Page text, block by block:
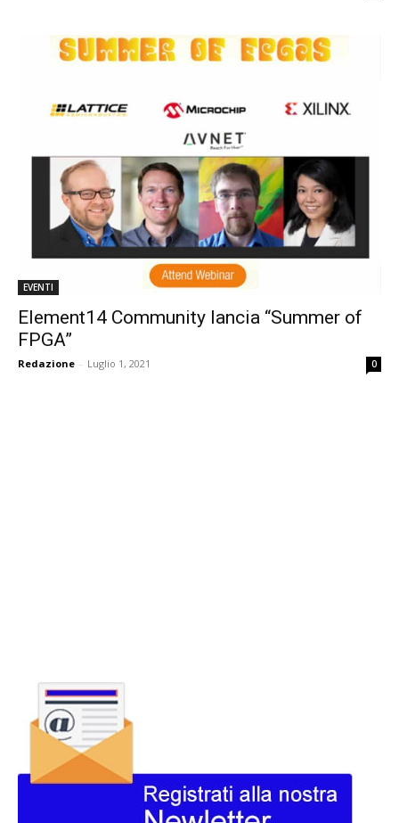
EVENTI
Element14 Community lancia “Summer of
FPGA”
Redazione - Luglio 1, 2021 0